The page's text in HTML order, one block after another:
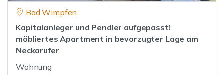
Bad Wimpfen
Kapitalanleger und Pendler aufgepasst!
möbliertes Apartment in bevorzugter Lage am
Neckarufer
Wohnung